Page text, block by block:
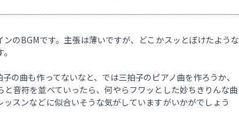
のBGMです。主張は薄いですが、どこかスッとぼけたような
の曲も作ってないなと、では三拍子のピアノ曲を作ろうか、
音符を並べていったら、何やらフワッとした妙ちきりんな曲
スンなどに似合いそうな気がしていますがいかがでしょう